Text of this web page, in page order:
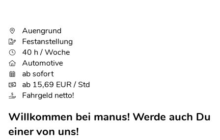
Auengrund
Festanstellung
40 h / Woche
Automotive
ab sofort
ab 15,69 EUR / Std
Fahrgeld netto!
Willkommen bei manus! Werde auch Du
einer von uns!